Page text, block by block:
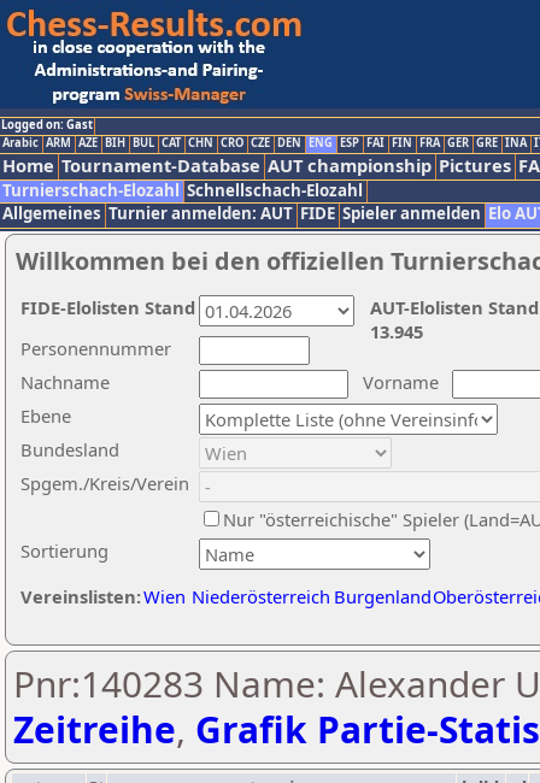
Logged on: Gast
Arabic ARM AZE BIH BUL CAT CHN CRO CZE DEN ENG ESP FAI FIN FRA GER GRE INA
Home Tournament-Database AUT championship Pictures
Turnierschach-Elozahl Schnellschach-Elozahl
Allgemeines Turnier anmelden: AUT FIDE Spieler anmelden Elo
Willkommen bei den offiziellen
Nachname
Vorname
Ebene
Sortierung
Personennummer
Bundesland
Spgem./Kreis/Verein
Nur "österreichische" Spieler
Vereinslisten:Wien Niederösterreich Burgenland
AUT-Elolisten
13.945
FIDE-Elolisten Stand
Pnr:140283 Name: Alexander
Zeitreihe, Grafik Partie-